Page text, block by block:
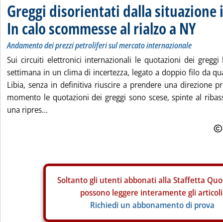
Greggi disorientati dalla situazione
In calo scommesse al rialzo a NY
Andamento dei prezzi petroliferi sul mercato internazionale
Sui circuiti elettronici internazionali le quotazioni dei greggi
settimana in un clima di incertezza, legato a doppio filo da
Libia, senza in definitiva riuscire a prendere una direzione
momento le quotazioni dei greggi sono scese, spinte al
una ripres...
Soltanto gli utenti abbonati alla Staffetta
possono leggere interamente gli
Richiedi un abbonamento di prova